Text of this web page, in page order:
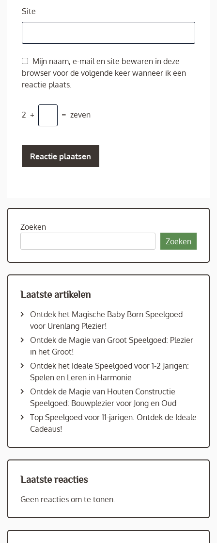
Site
Mijn naam, e-mail en site bewaren in deze
browser voor de volgende keer wanneer ik een
reactie plaats.
2 + = zeven
Zoeken
Zoeken
Laatste artikelen
Ontdek het Magische Baby Born Speelgoed
voor Urenlang Plezier!
Ontdek de Magie van Groot Speelgoed: Plezier
in het Groot!
Ontdek het Ideale Speelgoed voor 1-2 Jarigen:
Spelen en Leren in Harmonie
Ontdek de Magie van Houten Constructie
Speelgoed: Bouwplezier voor Jong en Oud
Top Speelgoed voor 11-jarigen: Ontdek de Ideale
Cadeaus!
Laatste reacties
Geen reacties om te tonen.